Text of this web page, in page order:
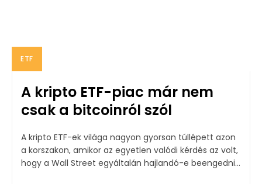
ETF
A kripto ETF-piac már nem
csak a bitcoinról szól
A kripto ETF-ek világa nagyon gyorsan túllépett azon
a korszakon, amikor az egyetlen valódi kérdés az volt,
hogy a Wall Street egyáltalán hajlandó-e beengedni...